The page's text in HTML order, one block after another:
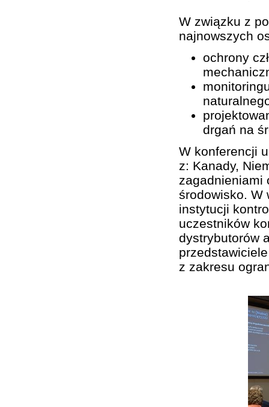
W związku z
najnowszych
ochrony
drgań na
W konferencji
z: Kanady,
zagadnieniami
środowisko. W
instytucji
uczestników
dystrybutorów
z zakresu